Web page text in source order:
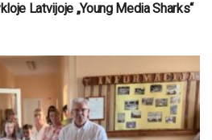
Latvijoje „Young Media Sharks“